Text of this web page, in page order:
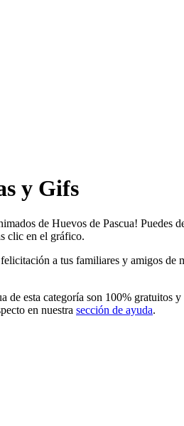
y Gifs
de Huevos de Pascua!
clic en el gráfico.
a tus familiares y amigos
de esta categoría son 100%
en nuestra sección de ayuda.